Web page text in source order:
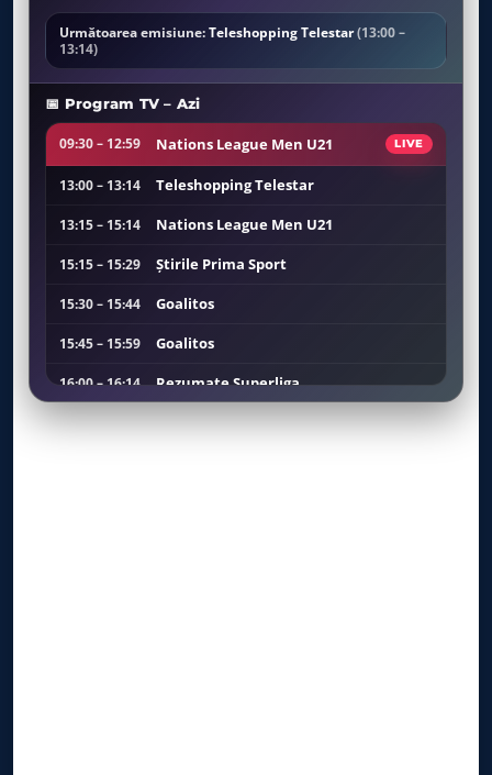
Următoarea emisiune:Teleshopping Telestar(13:00 –
13:14)
📅 Program TV – Azi
09:30 – 12:59 Nations League Men U21 LIVE
13:00 – 13:14 Teleshopping Telestar
13:15 – 15:14 Nations League Men U21
15:15 – 15:29 Știrile Prima Sport
15:30 – 15:44 Goalitos
15:45 – 15:59 Goalitos
16:00 – 16:14 Rezumate Superliga
Știrile Prima Sport